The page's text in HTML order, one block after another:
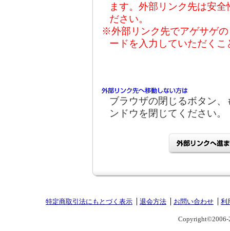
ます。外部リンク先は安
ださい。
※外部リンク先でアゲサゲ
ードを入力していただく
ブラウザの閉じるボタン
ンドウを閉じてください。
特定商取引法にもとづく表示 退会方法 お問い合わせ 利
Copyright©2006-